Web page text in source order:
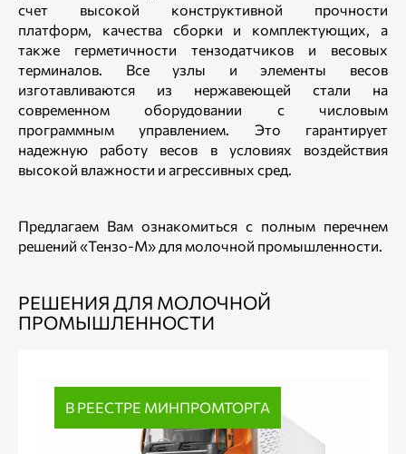
счет высокой конструктивной прочности
платформ, качества сборки и комплектующих, а
также герметичности тензодатчиков и весовых
терминалов. Все узлы и элементы весов
изготавливаются из нержавеющей стали на
современном оборудовании с числовым
программным управлением. Это гарантирует
надежную работу весов в условиях воздействия
высокой влажности и агрессивных сред.
Предлагаем Вам ознакомиться с полным перечнем
решений «Тензо-М» для молочной промышленности.
РЕШЕНИЯ ДЛЯ МОЛОЧНОЙ
ПРОМЫШЛЕННОСТИ
В РЕЕСТРЕ МИНПРОМТОРГА